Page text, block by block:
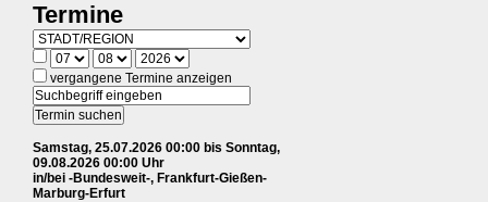
Termine
vergangene Termine anzeigen
Samstag, 25.07.2026 00:00 bis Sonntag,
09.08.2026 00:00 Uhr
in/bei -Bundesweit-, Frankfurt-Gießen-
Marburg-Erfurt